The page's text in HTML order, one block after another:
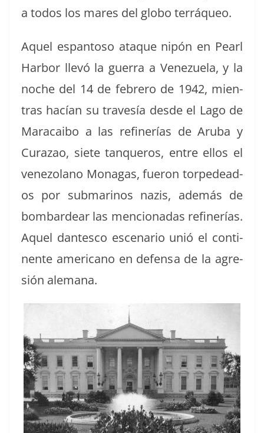
a todos los mares del globo terráqueo.
Aquel espan­toso ataque nipón en Pearl
Har­bor llevó la guer­ra a Venezuela, y la
noche del 14 de febrero de 1942, mien­
tras hacían su trav­es­ía des­de el Lago de
Mara­cai­bo a las refin­erías de Aru­ba y
Curazao, siete tan­queros, entre ellos el
vene­zolano Mon­a­gas, fueron tor­pedea­d­
os por sub­mari­nos nazis, además de
bom­bardear las men­cionadas refin­erías.
Aquel dan­tesco esce­nario unió el con­ti­
nente amer­i­cano en defen­sa de la agre­
sión alemana.